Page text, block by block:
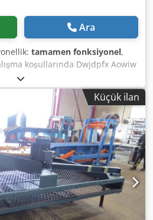
Ara
tamamen fonksiyonel,
koşullarında Dwjdpfx Aowiw
Küçük ilan